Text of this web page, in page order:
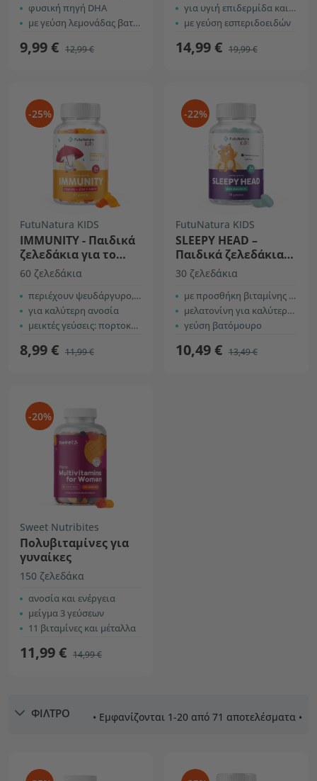
φυσική πηγή DHA
με γεύση λεμονάδας βατόμουρο
9,99 € 12,99 €
για υγιή επιδερμίδα και μαλλιά
με γεύση εσπεριδοειδών
14,99 € 19,99 €
-25%
FutuNatura KIDS
IMMUNITY - Παιδικά
ζελεδάκια για το
ανοσοποιητικό
60 ζελεδάκια
περιέχουν ψευδάργυρο, ιώδιο και 9 βιταμίνες
για καλύτερη ανοσία
μεικτές γεύσεις: πορτοκάλι, λεμόνι και φράουλα
8,99 € 11,99 €
-22%
FutuNatura KIDS
SLEEPY HEAD –
Παιδικά ζελεδάκια
για τον ύπνο
30 ζελεδάκια
με προσθήκη βιταμίνης B6
μελατονίνη για καλύτερο ύπνο
γεύση βατόμουρο
10,49 € 13,49 €
-20%
Sweet Nutribites
Πολυβιταμίνες για
γυναίκες
150 ζελεδάκα
ανοσία και ενέργεια
μείγμα 3 γεύσεων
11 βιταμίνες και μέταλλα
11,99 € 14,99 €
ΦΙΛΤΡΟ • Εμφανίζονται 1-20 από 71 αποτελέσματα •